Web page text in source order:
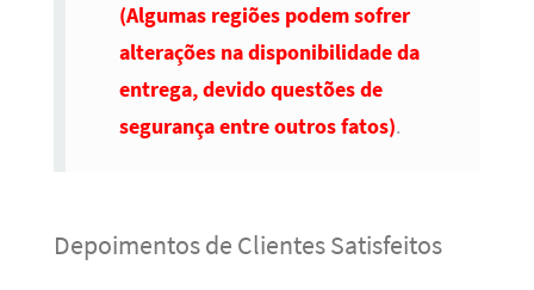
(Algumas regiões podem sofrer
alterações na disponibilidade da
entrega, devido questões de
segurança entre outros fatos).
Depoimentos de Clientes Satisfeitos